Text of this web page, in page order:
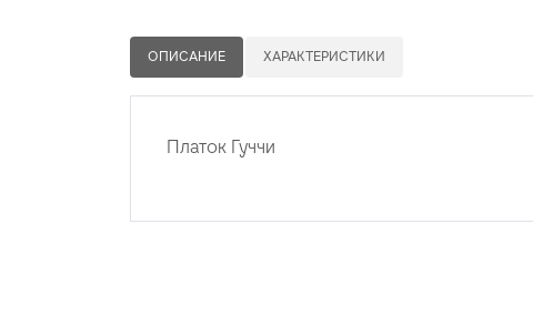
ОПИСАНИЕ ХАРАКТЕРИСТИКИ
Платок Гуччи